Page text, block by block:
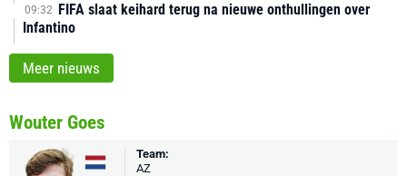
09:32 FIFA slaat keihard terug na nieuwe onthullingen over
Infantino
Meer nieuws
Wouter Goes
Team:
AZ